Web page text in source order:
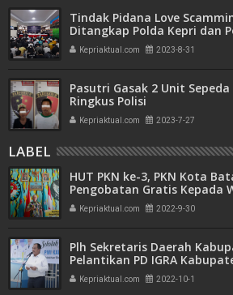
Tindak Pidana Love
Ditangkap Polda Kepri dan
Kepriaktual.com 2023-8-31
Pasutri Gasak 2 Unit
Ringkus Polisi
Kepriaktual.com 2023-7-27
LABEL
HUT PKN ke-3, PKN Kota
Pengobatan Gratis Kepada
Batam
Kepriaktual.com 2022-9-30
Plh Sekretaris Daerah
Pelantikan PD IGRA
Kepriaktual.com 2022-10-1